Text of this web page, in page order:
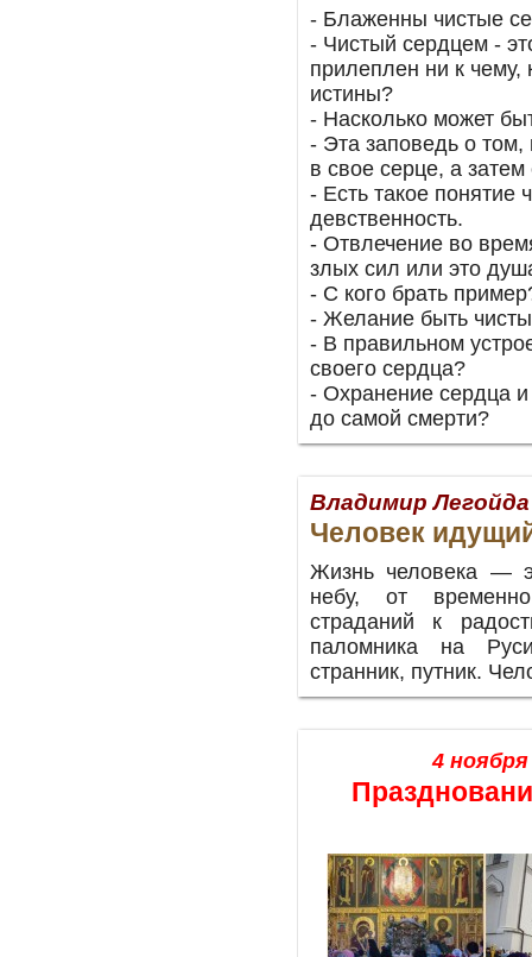
- Блаженны чистые
- Чистый сердцем -
прилеплен ни к
истины?
- Насколько может
- Эта заповедь о том,
в свое серце, а
- Есть такое понятие
девственность.
- Отвлечение во
злых сил или это
- С кого брать
- Желание быть
- В правильном
своего сердца?
- Охранение сердца
до самой смерти?
Владимир Легойда
Человек
Жизнь человека —
небу, от
страданий к
паломника на
странник, путник.
4 ноября